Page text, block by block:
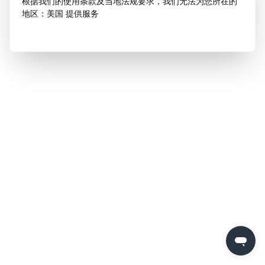
地区：美国 提供服务